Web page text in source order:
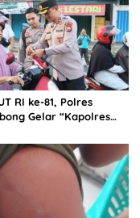
RI ke-81, Polres
Gelar “Kapolres